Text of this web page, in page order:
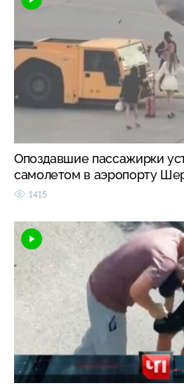
Опоздавшие пассажирки
самолетом в аэропорту
1415